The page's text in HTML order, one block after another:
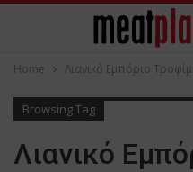
Home Λιανικό Εμπόριο
Browsing Tag
Λιανικό